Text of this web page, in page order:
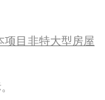
项目非特大型房屋